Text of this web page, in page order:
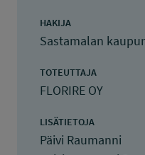
HAKIJA
Sastamalan
TOTEUTTAJA
FLORIRE OY
LISÄTIETOJA
Päivi Raumanni